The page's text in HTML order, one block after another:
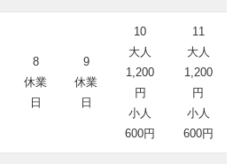
8
休業
日
9
休業
日
10
大人
1,200
円
小人
600円
11
大人
1,200
円
小人
600円